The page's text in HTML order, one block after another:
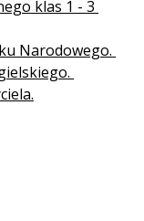
klas 1 - 3
Narodowego.